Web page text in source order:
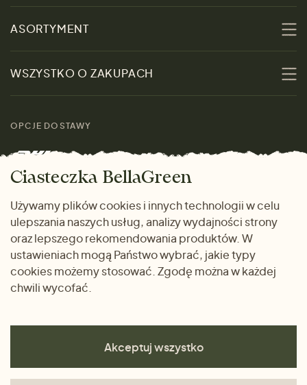
Zrównoważoność
Skontaktuj się z nami
Marki
ASORTYMENT
Kobiety
Mężczyźni
Prezenty
WSZYSTKO O ZAKUPACH
rozmiarach
Zwrot towaru
Dlaczego warto kupować
u nas
OPCJE DOSTAWY
METODY PŁATNOŚCI
Ciasteczka BellaGreen
Używamy plików cookies i innych technologii w celu
ulepszania naszych usług, analizy wydajności strony
oraz lepszego rekomendowania produktów. W
ustawieniach mogą Państwo wybrać, jakie typy
cookies możemy stosować. Zgodę można w każdej
chwili wycofać.
Akceptuj wszystko